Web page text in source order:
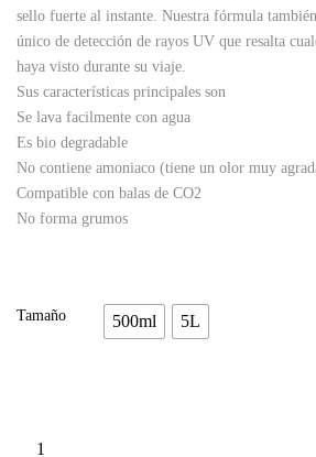
sello fuerte al instante. Nuestra fórmula
único de detección de rayos UV que resalta
haya visto durante su viaje.
Sus características principales son
Se lava facilmente con agua
Es bio degradable
No contiene amoniaco (tiene un olor muy
Compatible con balas de CO2
No forma grumos
Tamaño 500ml 5L